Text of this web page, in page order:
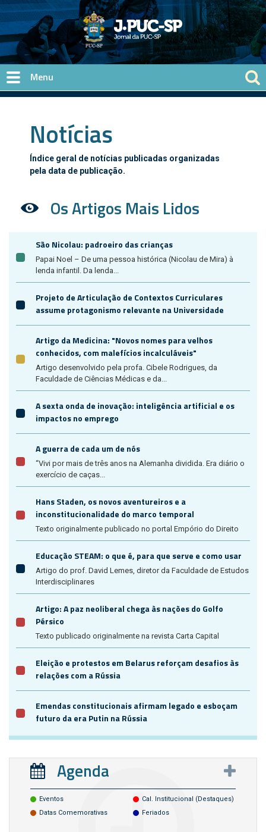
Pular para o conteúdo principal
Notícias
Índice geral de notícias publicadas organizadas
pela data de publicação.
Os Artigos Mais Lidos
São Nicolau: padroeiro das crianças
Papai Noel – De uma pessoa histórica (Nicolau de Mira) à
lenda infantil. Da lenda...
Projeto de Articulação de Contextos Curriculares
assume protagonismo relevante na Universidade
Artigo da Medicina: "Novos nomes para velhos
conhecidos, com malefícios incalculáveis"
Artigo desenvolvido pela profa. Cibele Rodrigues, da
Faculdade de Ciências Médicas e da...
A sexta onda de inovação: inteligência artificial e os
impactos no emprego
A guerra de cada um de nós
“Vivi por mais de três anos na Alemanha dividida. Era diário o
exercício de caças...
Hans Staden, os novos aventureiros e a
inconstitucionalidade do marco temporal
Texto originalmente publicado no portal Empório do Direito
Educação STEAM: o que é, para que serve e como usar
Artigo do prof. David Lemes, diretor da Faculdade de Estudos
Interdisciplinares
Artigo: A paz neoliberal chega às nações do Golfo
Pérsico
Texto publicado originalmente na revista Carta Capital
Eleição e protestos em Belarus reforçam desafios às
relações com a Rússia
Emendas constitucionais afirmam legado e esboçam
futuro da era Putin na Rússia
Agenda
Eventos
Cal. Institucional (destaques)
Datas Comemorativas
Feriados